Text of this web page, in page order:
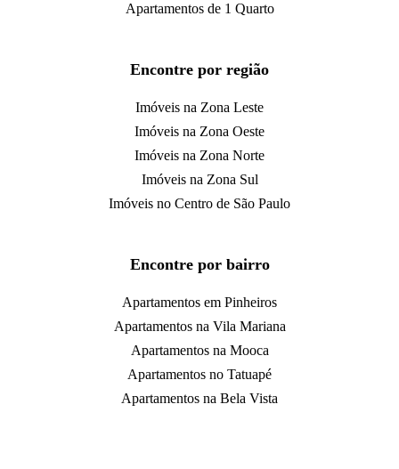
Apartamentos de 1 Quarto
Encontre por região
Imóveis na Zona Leste
Imóveis na Zona Oeste
Imóveis na Zona Norte
Imóveis na Zona Sul
Imóveis no Centro de São Paulo
Encontre por bairro
Apartamentos em Pinheiros
Apartamentos na Vila Mariana
Apartamentos na Mooca
Apartamentos no Tatuapé
Apartamentos na Bela Vista